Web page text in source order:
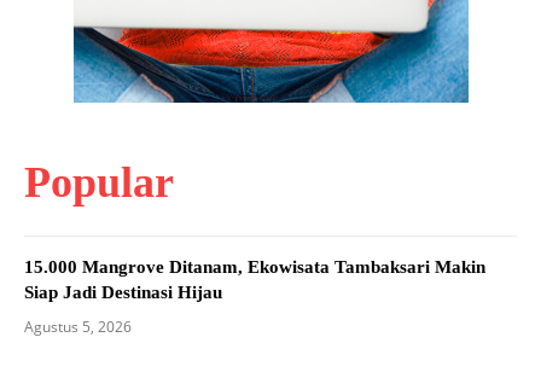
Popular
15.000 Mangrove Ditanam, Ekowisata Tambaksari Makin
Siap Jadi Destinasi Hijau
Agustus 5, 2026